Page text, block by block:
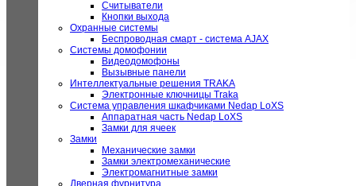
Считыватели
Кнопки выхода
Охранные системы
Беспроводная смарт - система AJAX
Системы домофонии
Видеодомофоны
Вызывные панели
Интеллектуальные решения TRAKA
Электронные ключницы Traka
Система управления шкафчиками Nedap LoXS
Аппаратная часть Nedap LoXS
Замки для ячеек
Замки
Механические замки
Замки электромеханические
Электромагнитные замки
Дверная фурнитура